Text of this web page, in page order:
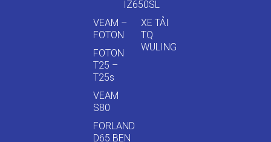
IZ650SL
VEAM –
FOTON
FOTON
T25 –
T25s
VEAM
S80
FORLAND
D65 BEN
XE TẢI
TQ
WULING